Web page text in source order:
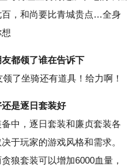
，和尚要比青城贵点…全身
都领了谁在告诉下
了坐骑还有道具！给力啊！
是逐日套装好
中，逐日套装和廉贞套装各
于玩家的游戏风格和需求。
狼套装可以增加6000血量，